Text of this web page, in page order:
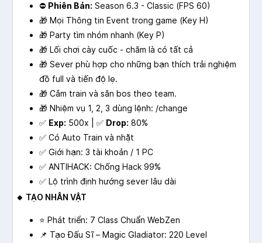
⛔ Phiên Bản: Season 6.3 - Classic (FPS 60)
🎁 Mọi Thông tin Event trong game (Key H)
🎁 Party tìm nhóm nhanh (Key P)
🎁 Lối chơi cày cuốc - chăm là có tất cả
🎁 Sever phù hợp cho những bạn thích trải nghiệm
đồ full và tiến độ lẹ.
🎁 Cắm train và săn bos theo team.
🎁 Nhiệm vụ 1, 2, 3 dùng lệnh: /change
✅ Exp: 500x | ✅ Drop: 80%
✅ Có Auto Train và nhặt
✅ Giới hạn: 3 tài khoản / 1 PC
✅ ANTIHACK: Chống Hack 99%
✅ Lộ trình định hướng sever lâu dài
🔸 TẠO NHÂN VẬT
⭐ Phát triển: 7 Class Chuẩn WebZen
📌 Tạo Đấu Sĩ – Magic Gladiator: 220 Level